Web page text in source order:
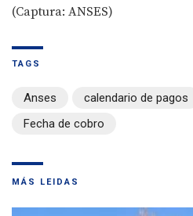
(Captura: ANSES)
TAGS
Anses calendario de pagos
Fecha de cobro
MÁS LEIDAS